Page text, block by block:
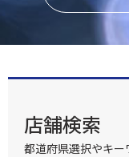
店舗検索
都道府県選択やキ